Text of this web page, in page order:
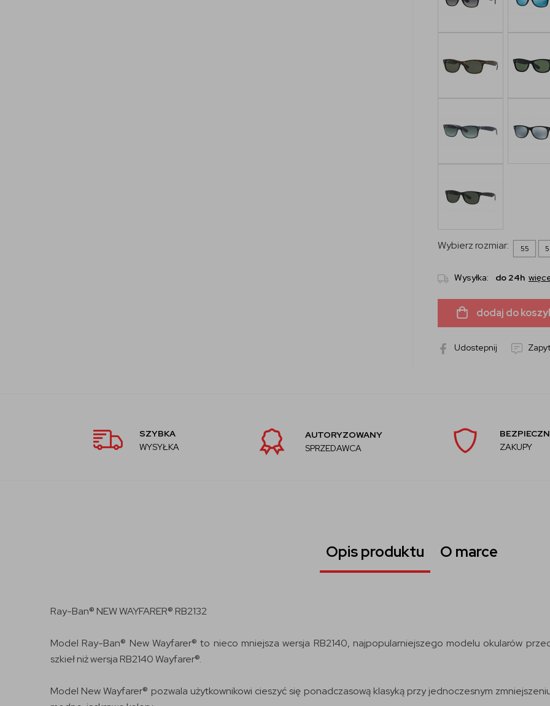
Wybierz rozmiar: 55
Wysyłka: do 24h
dodaj do
Udostepnij
SZYBKA
WYSYŁKA
AUTORYZOWANY
SPRZEDAWCA
ZAKUPY
Opis produktu O marce
Ray-Ban® NEW WAYFARER® RB2132
Model Ray-Ban® New Wayfarer® to nieco mniejsza wersja RB2140, najpopularniejszego modelu okularów
szkieł niż wersja RB2140 Wayfarer®.
Model New Wayfarer® pozwala użytkownikowi cieszyć się ponadczasową klasyką przy jednoczesnym